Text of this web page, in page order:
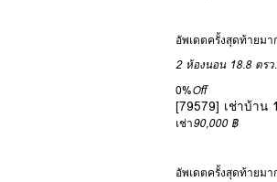
อัพเดตครั้งสุดท้ายม
2 ห้องนอน 18.8 ตรว.
0%Off
[79579] เช่าบ้าน
เช่า90,000 ฿
อัพเดตครั้งสุดท้ายม